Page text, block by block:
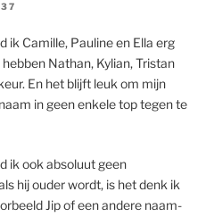
ik Camille, Pauline en Ella erg
Nathan, Kylian, Tristan
En het blijft leuk om mijn
in geen enkele top tegen te
ik ook absoluut geen
hij ouder wordt, is het denk ik
Jip of een andere naam-